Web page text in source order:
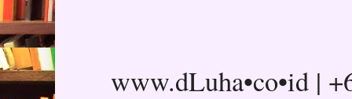
www.dLuha•co•id |